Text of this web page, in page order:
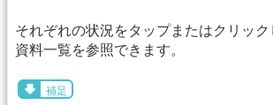
それぞれの状況をタップまたはクリッ
資料一覧を参照できます。
補足